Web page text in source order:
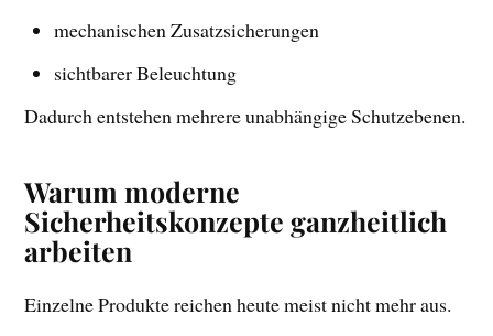
mechanischen Zusatzsicherungen
sichtbarer Beleuchtung
Dadurch entstehen mehrere unabhängige Schutzebenen.
Warum moderne
Sicherheitskonzepte ganzheitlich
arbeiten
Einzelne Produkte reichen heute meist nicht mehr aus.